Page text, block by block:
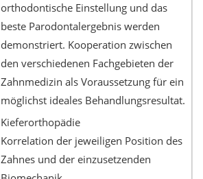
orthodontische Einstellung und das
beste Parodontalergebnis werden
demonstriert. Kooperation zwischen
den verschiedenen Fachgebieten der
Zahnmedizin als Voraussetzung für ein
möglichst ideales Behandlungsresultat.
Kieferorthopädie
Korrelation der jeweiligen Position des
Zahnes und der einzusetzenden